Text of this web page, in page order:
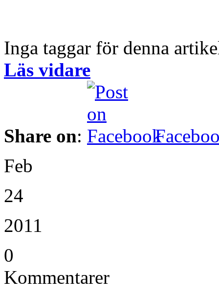
Inga taggar för denna
Läs vidare
Share on:
Feb
24
2011
0
Kommentarer